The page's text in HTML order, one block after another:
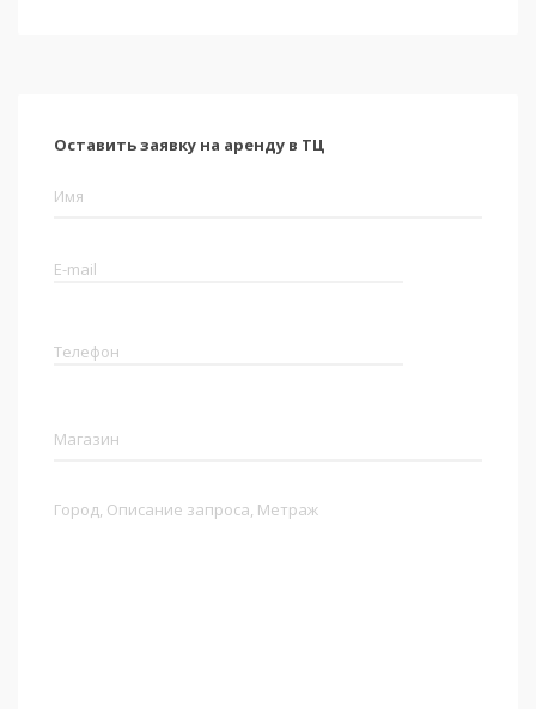
Оставить заявку на аренду в ТЦ